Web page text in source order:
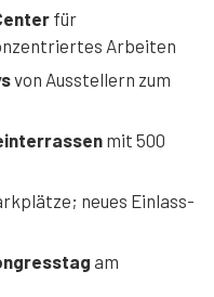
für
Arbeiten
von Ausstellern zum
mit 500
neues Einlass-
am